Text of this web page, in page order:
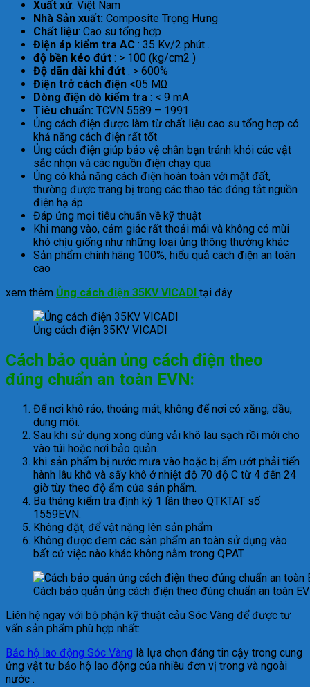
Xuất xứ: Việt Nam
Nhà Sản xuất: Composite Trọng Hưng
Chất liệu: Cao su tổng hợp
Điện áp kiểm tra AC : 35 Kv/2 phút .
độ bền kéo đứt : > 100 (kg/cm2 )
Độ dãn dài khi đứt : > 600%
Điện trở cách điện <05 MΩ
Dòng điện dò kiểm tra : < 9 mA
Tiêu chuẩn: TCVN 5589 – 1991
Ủng cách điện được làm từ chất liệu cao su tổng hợp có
khả năng cách điện rất tốt
Ủng cách điện giúp bảo vệ chân bạn tránh khỏi các vật
sắc nhọn và các nguồn điện chạy qua
Ủng có khả năng cách điện hoàn toàn với mặt đất,
thường được trang bị trong các thao tác đóng tắt nguồn
điện hạ áp
Đáp ứng mọi tiêu chuẩn về kỹ thuật
Khi mang vào, cảm giác rất thoải mái và không có mùi
khó chịu giống như những loại ủng thông thường khác
Sản phẩm chính hãng 100%, hiểu quả cách điện an toàn
cao
xem thêm Ủng cách điện 35KV VICADI tại đây
Ủng cách điện 35KV VICADI
Cách bảo quản ủng cách điện theo
đúng chuẩn an toàn EVN:
Để nơi khô ráo, thoáng mát, không để nơi có xăng, dầu,
dung môi.
Sau khi sử dụng xong dùng vải khô lau sạch rồi mới cho
vào túi hoặc nơi bảo quản.
khi sản phẩm bị nước mưa vào hoặc bị ẩm ướt phải tiến
hành lâu khô và sấy khô ở nhiệt độ 70 độ C từ 4 đến 24
giờ tùy theo độ ẩm của sản phẩm.
Ba tháng kiểm tra định kỳ 1 lần theo QTKTAT số
1559EVN.
Không đặt, để vật nặng lên sản phẩm
Không được đem các sản phẩm an toàn sử dụng vào
bất cứ việc nào khác không nằm trong QPAT.
Cách bảo quản ủng cách điện theo đúng chuẩn an toàn
Liên hệ ngay với bộ phận kỹ thuật cảu Sóc Vàng để được tư
vấn sản phẩm phù hợp nhất:
Bảo hộ lao động Sóc Vàng là lựa chọn đáng tin cậy trong cung
ứng vật tư bảo hộ lao động của nhiều đơn vị trong và ngoài
nước .